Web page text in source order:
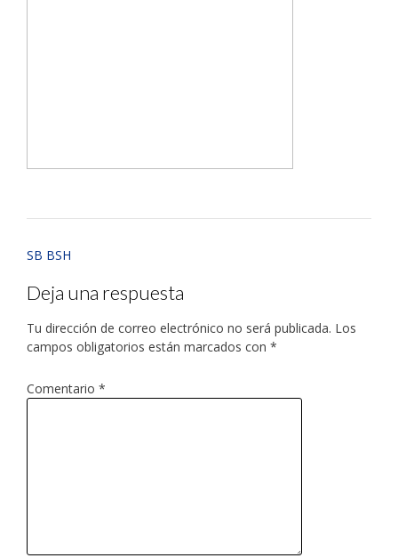
SB BSH
Deja una respuesta
Tu dirección de correo electrónico no será publicada. Los
campos obligatorios están marcados con *
Comentario *